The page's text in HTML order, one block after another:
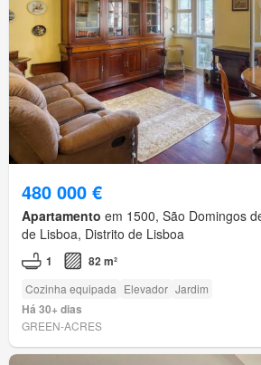
480 000 €
Apartamento em 1500, São Domingos
de Lisboa, Distrito de Lisboa
1 82 m²
Cozinha equipada Elevador Jardim
Há 30+ dias
GREEN-ACRES